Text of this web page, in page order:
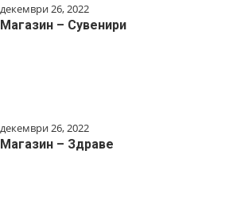
декември 26, 2022
Магазин – Сувенири
декември 26, 2022
Магазин – Здраве